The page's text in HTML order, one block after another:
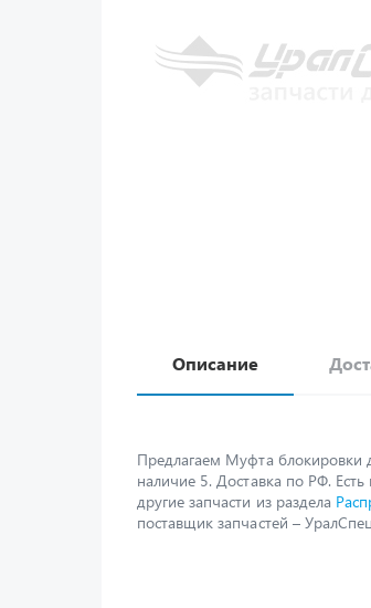
Описание
Предлагаем Муфта
наличие 5. Доставка по РФ.
другие запчасти из раздела
поставщик запчастей –